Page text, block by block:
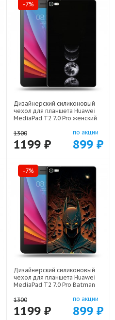
-7%
Дизайнерский силиконовый
чехол для планшета Huawei
MediaPad T2 7.0 Pro женский
1300
1199 ₽
по акции
899 ₽
-7%
Дизайнерский силиконовый
чехол для планшета Huawei
MediaPad T2 7.0 Pro Batman
1300
1199 ₽
по акции
899 ₽